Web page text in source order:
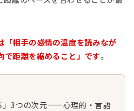
「相手の感情の温度を読みなが
で距離を縮めること」です。
」3つの次元——心理的・言語